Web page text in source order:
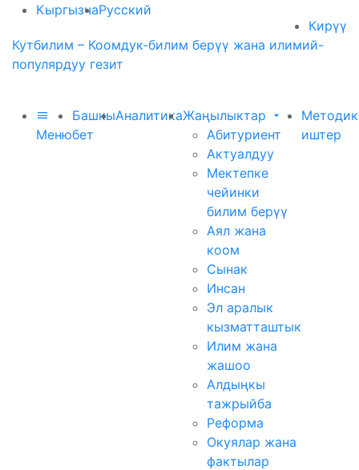
КыргызчаРусский
Кирүү
Кутбилим – Коомдук-билим берүү жана илимий-
популярдуу гезит
Меню
Башкы
бет
АналитикаЖаңылыктар
Абитуриент
Актуалдуу
Мектепке
чейинки
билим берүү
Аял жана
коом
Сынак
Инсан
Эл аралык
кызматташтык
Илим жана
жашоо
Алдыңкы
тажрыйба
Реформа
Окуялар жана
фактылар
иштер